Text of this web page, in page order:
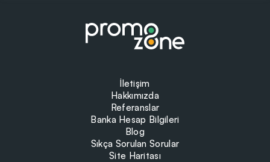
İletişim
Hakkımızda
Referanslar
Banka Hesap Bilgileri
Blog
Sıkça Sorulan Sorular
Site Haritası